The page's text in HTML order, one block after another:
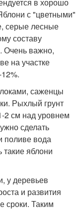
в хорошо
с "цветными"
серые лесные
составу
Очень важно,
на участке
саженцы
Рыхлый грунт
2 см над уровнем
сделать
поливе вода
яблони
у деревьев
и развития
сроки. Таким